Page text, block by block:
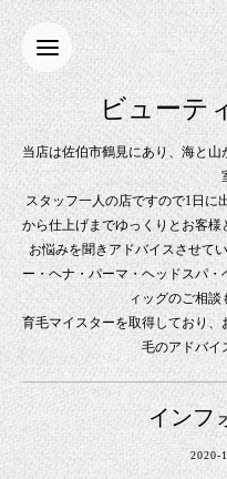
ビューテ
当店は佐伯市鶴見にあり、海と
スタッフ一人の店ですので1日に
から仕上げまでゆっくりとお客
お悩みを聞きアドバイスさせて
ー・ヘナ・パーマ・ヘッドスパ
ィッグのご相談
育毛マイスターを取得しており
毛のアドバ
インフ
2020-